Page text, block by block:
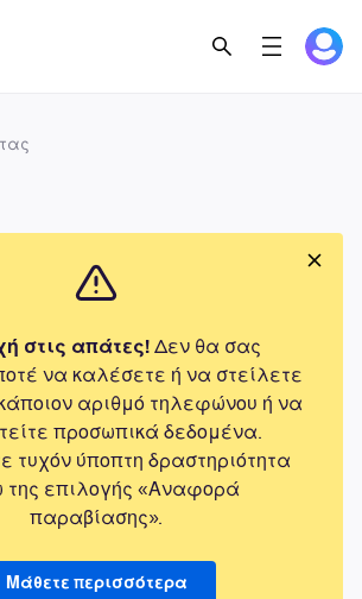
στις απάτες! Δεν θα σας
να καλέσετε ή να στείλετε
αριθμό τηλεφώνου ή να
προσωπικά δεδομένα.
τυχόν ύποπτη δραστηριότητα
της επιλογής «Αναφορά
παραβίασης».
Μάθετε περισσότερα